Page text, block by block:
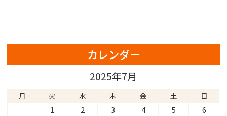
カレンダー
2025年7月
月 火 水 木 金 土 日
1 2 3 4 5
6